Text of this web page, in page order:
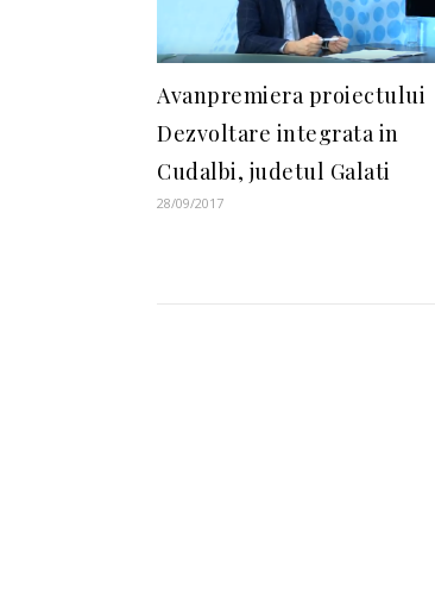
Avanpremiera proiectului
Dezvoltare integrata in
Cudalbi, judetul Galati
28/09/2017